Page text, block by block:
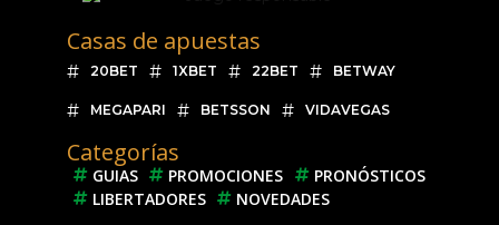
Casas de apuestas
20BET 1XBET 22BET BETWAY
MEGAPARI BETSSON VIDAVEGAS
Categorías
GUIAS PROMOCIONES
PRONÓSTICOS
LIBERTADORES
NOVEDADES